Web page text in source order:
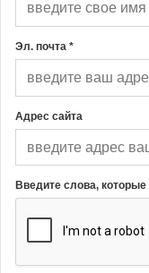
Эл. почта *
Адрес сайта
Введите слова,